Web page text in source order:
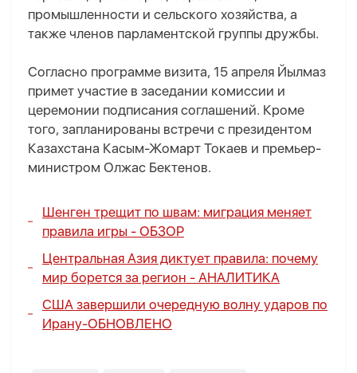
промышленности и сельского хозяйства, а
также членов парламентской группы дружбы.
Согласно программе визита, 15 апреля Йылмаз
примет участие в заседании комиссии и
церемонии подписания соглашений. Кроме
того, запланированы встречи с президентом
Казахстана Касым-Жомарт Токаев и премьер-
министром Олжас Бектенов.
Шенген трещит по швам: миграция меняет
правила игры - ОБЗОР
Центральная Азия диктует правила: почему
мир борется за регион - АНАЛИТИКА
США завершили очередную волну ударов по
Ирану-ОБНОВЛЕНО